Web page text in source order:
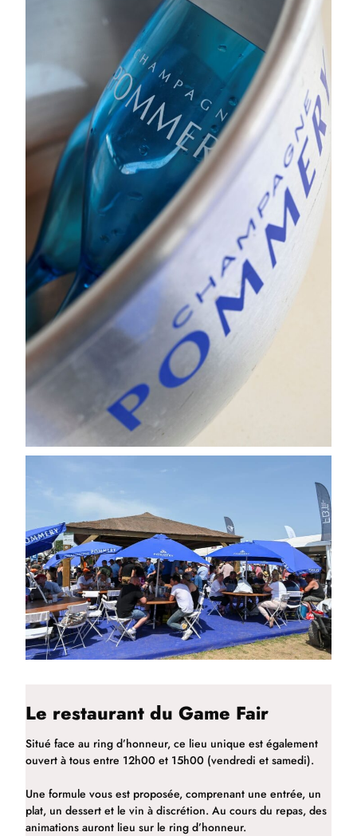
Le restaurant du Game Fair
Situé face au ring d’honneur, ce lieu unique est également
ouvert à tous entre 12h00 et 15h00 (vendredi et samedi).
Une formule vous est proposée, comprenant une entrée, un
plat, un dessert et le vin à discrétion. Au cours du repas, des
animations auront lieu sur le ring d’honneur.